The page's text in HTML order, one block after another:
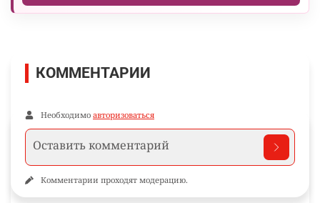
КОММЕНТАРИИ
Необходимо авторизоваться
Комментарии проходят модерацию.